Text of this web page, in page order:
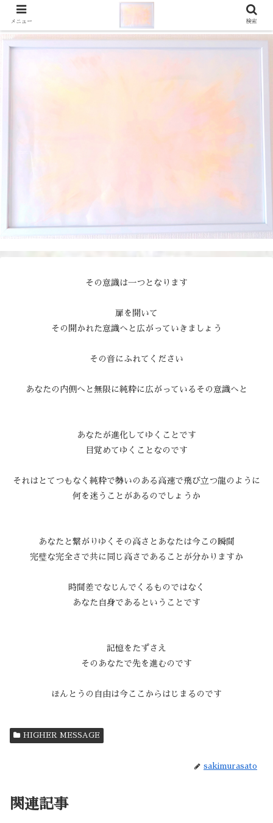
その意識は一つとなります
扉を開いて
その開かれた意識へと広がっていきましょう
その音にふれてください
あなたの内側へと無限に純粋に広がっているその意識へと
あなたが進化してゆくことです
目覚めてゆくことなのです
それはとてつもなく純粋で勢いのある高速で飛び立つ龍のように
何を迷うことがあるのでしょうか
あなたと繋がりゆくその高さとあなたは今この瞬間
完璧な完全さで共に同じ高さであることが分かりますか
時間差でなじんでくるものではなく
あなた自身であるということです
記憶をたずさえ
そのあなたで先を進むのです
ほんとうの自由は今ここからはじまるのです
HIGHER MESSAGE
sakimurasato
関連記事
メニュー 検索